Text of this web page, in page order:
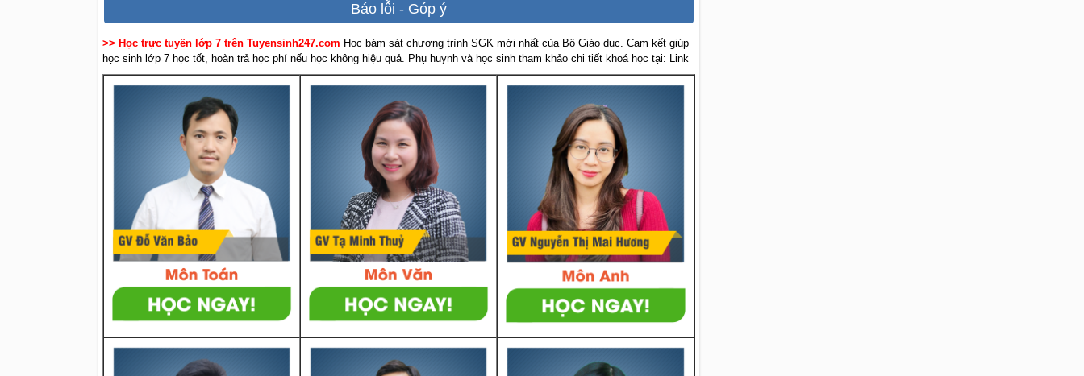
Báo lỗi - Góp ý
>> Học trực tuyến lớp 7 trên Tuyensinh247.com Học bám sát chương trình SGK mới nhất của Bộ Giáo dục. Cam kết giúp
học sinh lớp 7 học tốt, hoàn trả học phí nếu học không hiệu quả. Phụ huynh và học sinh tham khảo chi tiết khoá học tại: Link